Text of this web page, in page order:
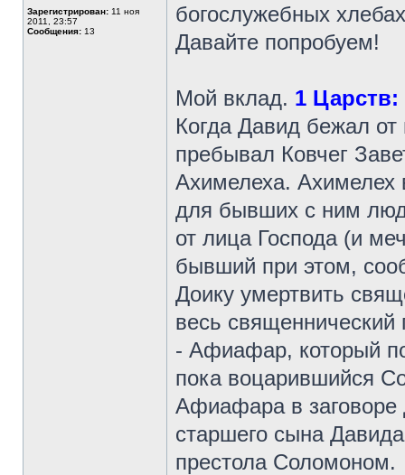
Зарегистрирован: 11 ноя
2011, 23:57
Сообщения: 13
богослужебных
Давайте попробуем!
Мой вклад. 1 Царств:
Когда Давид бежал
пребывал Ковчег
Ахимелеха. Ахимелех
для бывших с ним
от лица Господа (и
бывший при этом,
Доику умертвить
весь
- Афиафар, который
пока воцарившийся
Афиафара в заговоре
старшего сына
престола Соломоном.